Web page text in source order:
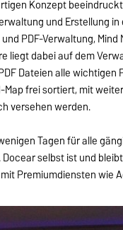
Konzept
und Erstellung
PDF-Verwaltung,
liegt dabei auf dem
Dateien alle
Map frei sortiert, mit
versehen werden.
Tagen für alle
selbst ist und
Premiumdiensten wie